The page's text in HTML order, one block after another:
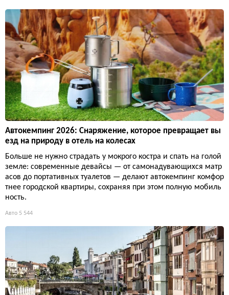
Автокемпинг 2026: Снаряжение, которое превращает вы
езд на природу в отель на колесах
Больше не нужно страдать у мокрого костра и спать на голой
земле: современные девайсы — от самонадувающихся матр
асов до портативных туалетов — делают автокемпинг комфор
тнее городской квартиры, сохраняя при этом полную мобиль
ность.
Авто 5 544